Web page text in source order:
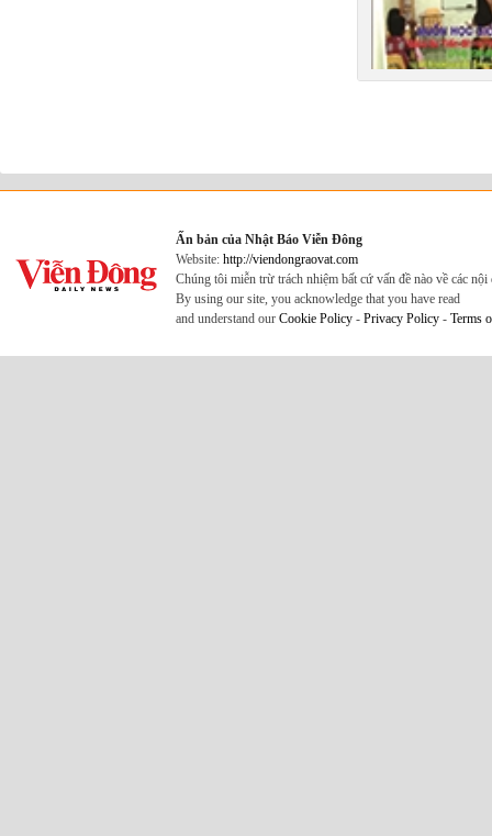
Ấn bản của Nhật Báo Viễn Đông
Website: http://viendongraovat.com
Chúng tôi miễn trừ trách nhiệm bất cứ vấn đề nào về các
By using our site, you acknowledge that you have read
and understand our Cookie Policy - Privacy Policy - Terms